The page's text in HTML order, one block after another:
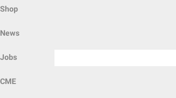
Shop
News
Jobs
CME